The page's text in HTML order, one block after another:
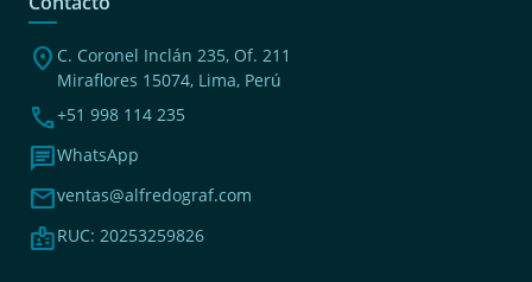
location_on C. Coronel Inclán 235, Of. 211
Miraflores 15074, Lima, Perú
phone+51 998 114 235
chatWhatsApp
mailventas@alfredograf.com
badgeRUC: 20253259826